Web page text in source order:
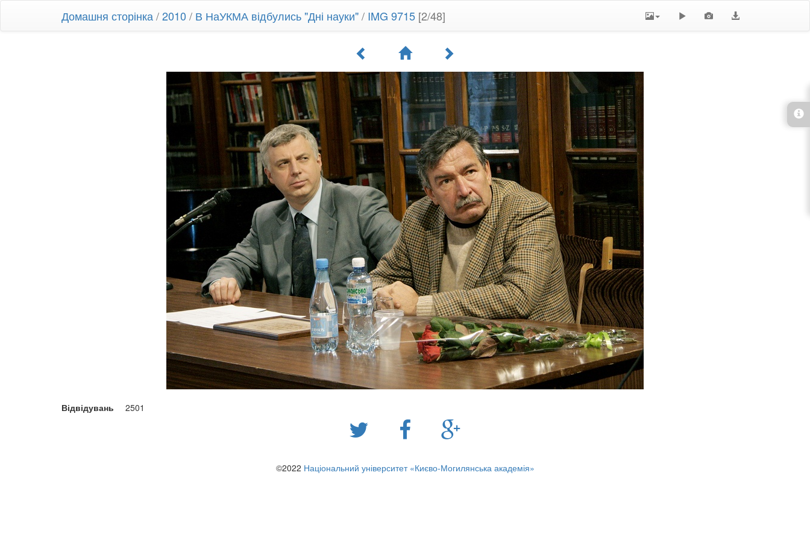
Домашня сторінка /2010 / В НаУКМА відбулись "Дні науки"/ IMG 9715 [2/48]
Відвідувань 2501
©2022 Національний університет «Києво-Могилянська академія»